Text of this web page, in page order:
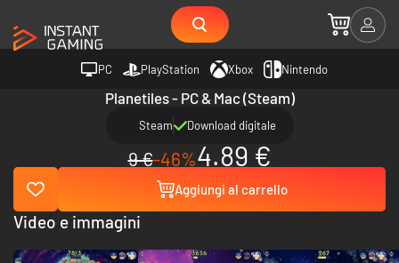
PC PlayStation Xbox Nintendo
Planetiles - PC & Mac (Steam)
Steam Download digitale
9 €-46%4.89 €
Aggiungi al carrello
Video e immagini